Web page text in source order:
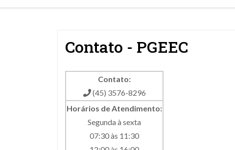
Contato - PGEEC
Contato:
(45) 3576-8296
Horários de Atendimento:
Segunda à sexta
07:30 às 11:30